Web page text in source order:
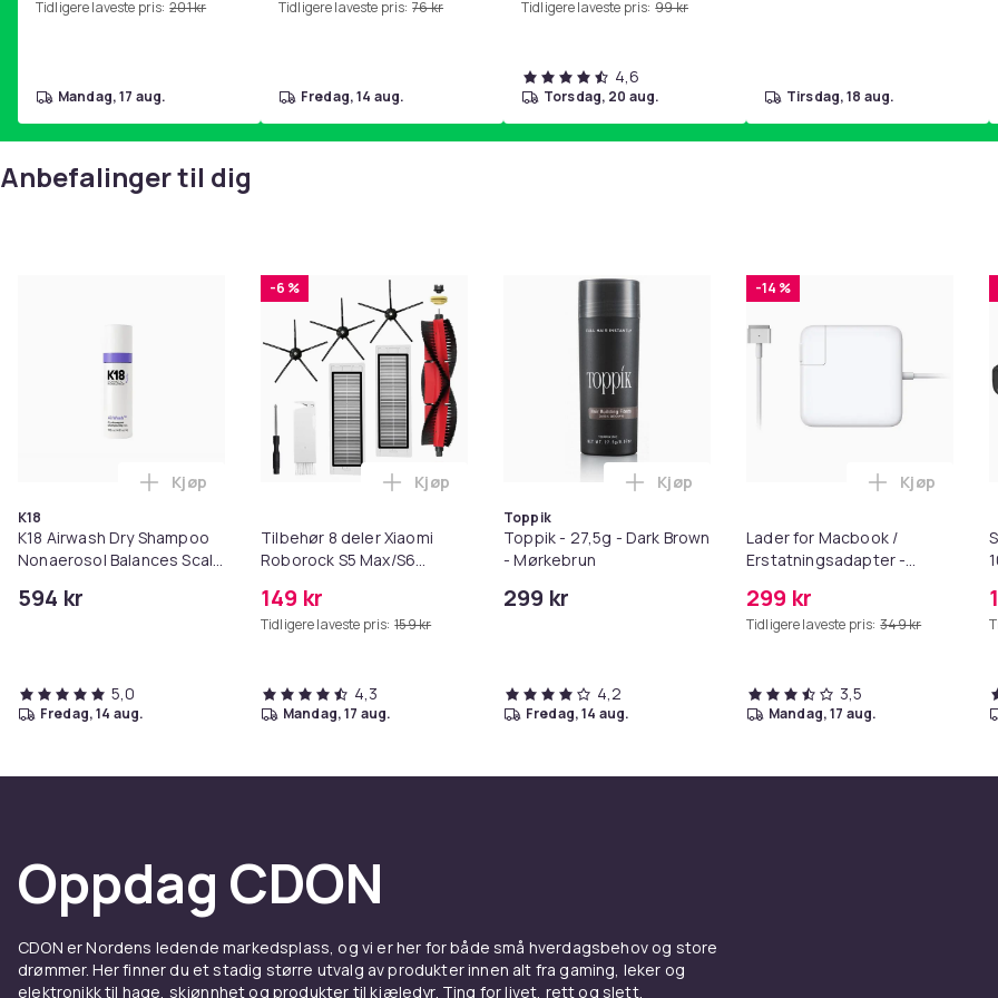
hjemmegymnastikk Pink
Tidligere laveste pris: 201 kr
mandag, 17 aug.
Tidligere laveste pris: 76 kr
fredag, 14 aug.
Tidligere laveste pris: 99 kr
4,6
torsdag, 20 aug. tirsdag, 18 aug.
Anbefalinger til dig
K18
K18 Airwash Dry Shampoo
Nonaerosol Balances Scalp
594 kr
Legg K18 Airwash Dry Shampoo Nonaerosol Balances Scalp & Controls Excess Oil i handlekurven
Kjøp
5,0
fredag, 14 aug.
-6 %
Tilbehør 8 deler Xiaomi
Roborock S5 Max/S6
MAXV/S50/S51/S55/S5/S60/S65/S6
149 kr
Tidligere laveste pris: 159 kr
Legg Tilbehør 8 deler Xiaomi Roborock S5 Max/S6 Pure/S6 MAXV/S50/
Kjøp
4,3
mandag, 17 aug.
Toppik
Toppik - 27,5g - Dark Brown
- Mørkebrun
299 kr
Legg Toppik - 27,5g - Dark Brown -
Kjøp
4,2
fredag, 14 aug.
-14 %
Lader for Macbook /
Erstatningsadapter -
299 kr
Tidligere laveste pris: 349 kr
Legg Lader
Kjøp
3,5
mandag, 17 aug.
Oppdag CDON
CDON er Nordens ledende markedsplass, og vi er her for både små hverdagsbehov og store
drømmer. Her finner du et stadig større utvalg av produkter innen alt fra gaming, leker og
elektronikk til hage, skjønnhet og produkter til kjæledyr. Ting for livet, rett og slett.